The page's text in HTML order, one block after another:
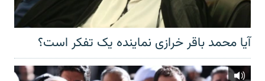
آیا محمد باقر خرازی نماینده یک تفکر است؟